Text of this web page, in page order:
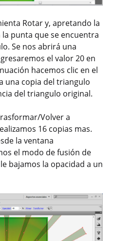
Rotar y, apretando la
punta que se encuentra
Se nos abrirá una
el valor 20 en
hacemos clic en el
una copia del triangulo
del triangulo original.
Volver a
16 copias mas.
la ventana
el modo de fusión de
bajamos la opacidad a un